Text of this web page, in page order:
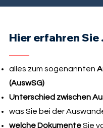
Hier erfahren Sie
alles zum sogenannten
(AuswSG)
Unterschied zwischen
was Sie bei der
welche DokumenteSie